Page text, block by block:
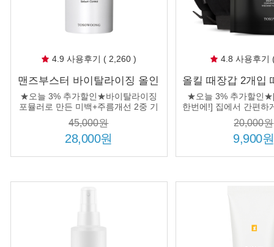
4.9 사용후기 ( 2,260 )
맨즈부스터 바이탈라이징 올인
원(스킨+로션+에센스를 하나로
간편하게)
★오늘 3% 추가할인★바이탈라이징
포뮬러로 만든 미백+주름개선 2중 기
능성 올인원
45,000원
28,000원
4.8 사용후기
올킬 때장갑 2개입
얼굴 팔 다리
★오늘 3% 추가할인
한번에!] 집에서 간편하
결 완성! 3개 구매시 정
정!
20,000원
9,900원